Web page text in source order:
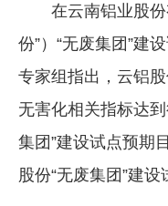
在云南铝业股
份”）“无废集团”建
专家组指出，云铝
无害化相关指标达
集团”建设试点预期
股份“无废集团”建设